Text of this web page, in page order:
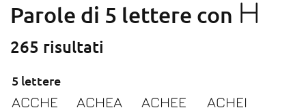
Parole di 5 lettere con H
265 risultati
5 lettere
ACCHE ACHEA ACHEE
ACHEI